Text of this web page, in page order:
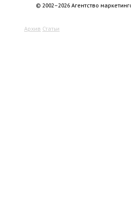
© 2002–2026 Агентство
Архив Статьи